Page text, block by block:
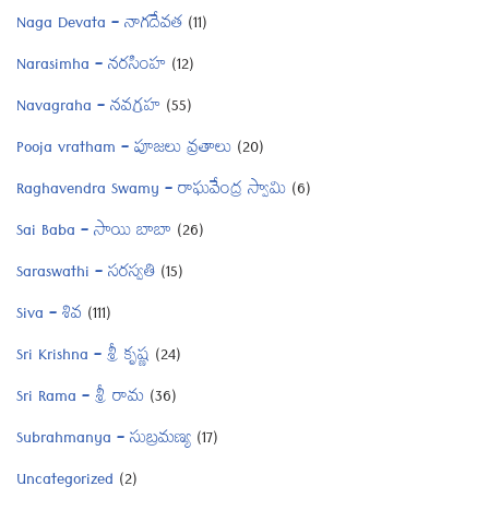
Naga Devata – నాగదేవత (11)
Narasimha – నరసింహ (12)
Navagraha – నవగ్రహ (55)
Pooja vratham – పూజలు వ్రతాలు (20)
Raghavendra Swamy – రాఘవేంద్ర స్వామి (6)
Sai Baba – సాయి బాబా (26)
Saraswathi – సరస్వతి (15)
Siva – శివ (111)
Sri Krishna – శ్రీ కృష్ణ (24)
Sri Rama – శ్రీ రామ (36)
Subrahmanya – సుబ్రమణ్య (17)
Uncategorized (2)